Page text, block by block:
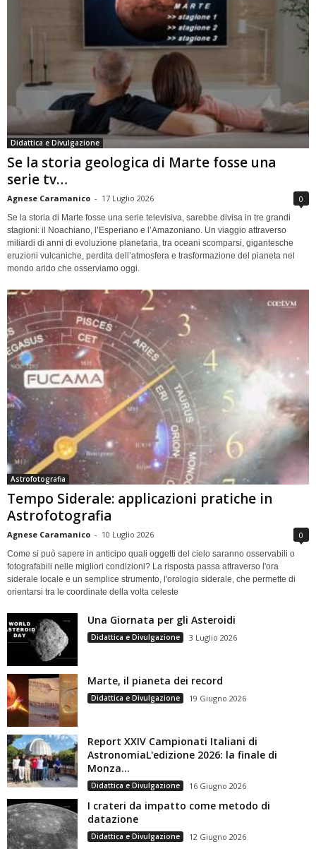
Didattica e Divulgazione
Se la storia geologica di Marte fosse una
serie tv…
Agnese Caramanico - 17 Luglio 2026 0
Se la storia di Marte fosse una serie televisiva, sarebbe divisa in tre grandi
stagioni: il Noachiano, l’Esperiano e l’Amazoniano. Un viaggio attraverso
miliardi di anni di evoluzione planetaria, tra oceani scomparsi, gigantesche
eruzioni vulcaniche, perdita dell’atmosfera e trasformazione del pianeta nel
mondo arido che osserviamo oggi.
Astrofotografia
Tempo Siderale: applicazioni pratiche in
Astrofotografia
Agnese Caramanico - 10 Luglio 2026 0
Come si può sapere in anticipo quali oggetti del cielo saranno osservabili o
fotografabili nelle migliori condizioni? La risposta passa attraverso l'ora
siderale locale e un semplice strumento, l'orologio siderale, che permette di
orientarsi tra le coordinate della volta celeste
Una Giornata per gli Asteroidi
Didattica e Divulgazione 3 Luglio 2026
Marte, il pianeta dei record
Didattica e Divulgazione 19 Giugno 2026
Report XXIV Campionati Italiani di
AstronomiaL'edizione 2026: la finale di
Monza...
Didattica e Divulgazione 16 Giugno 2026
I crateri da impatto come metodo di
datazione
Didattica e Divulgazione 12 Giugno 2026